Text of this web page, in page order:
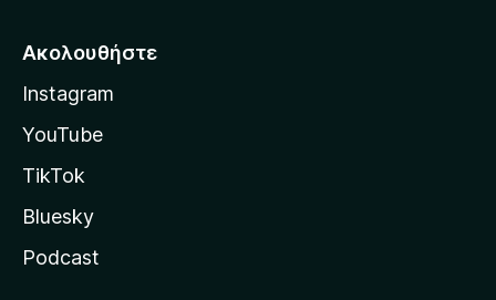
Ακολουθήστε
Instagram
YouTube
TikTok
Bluesky
Podcast